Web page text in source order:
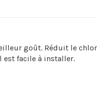
goût. Réduit le
est facile à installer.